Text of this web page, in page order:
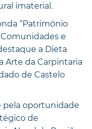
imaterial.
“Património
e
a Dieta
Arte da Carpintaria
de Castelo
pela oportunidade
de